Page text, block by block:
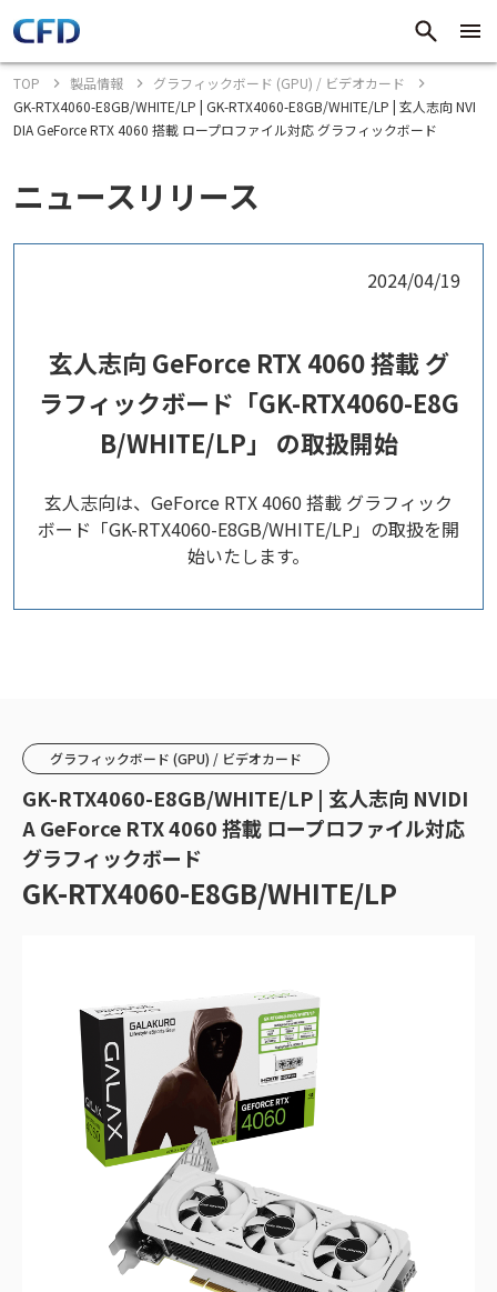
TOP 製品情報
グラフィックボード (GPU) / ビデオカード
GK-RTX4060-E8GB/WHITE/LP | GK-RTX4060-E8GB/WHITE/LP | 玄人志向 NVI
DIA GeForce RTX 4060 搭載 ロープロファイル対応 グラフィックボード
ニュースリリース
2024/04/19
玄人志向 GeForce RTX 4060 搭載 グ
ラフィックボード「GK-RTX4060-E8G
B/WHITE/LP」 の取扱開始
玄人志向は、GeForce RTX 4060 搭載 グラフィック
ボード「GK-RTX4060-E8GB/WHITE/LP」の取扱を開
始いたします。
グラフィックボード (GPU) / ビデオカード
GK-RTX4060-E8GB/WHITE/LP | 玄人志向 NVIDI
A GeForce RTX 4060 搭載 ロープロファイル対応
グラフィックボード
GK-RTX4060-E8GB/WHITE/LP